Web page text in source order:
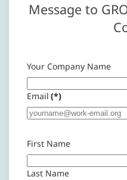
Message to
Your Company Name
Email (*)
First Name
Last Name